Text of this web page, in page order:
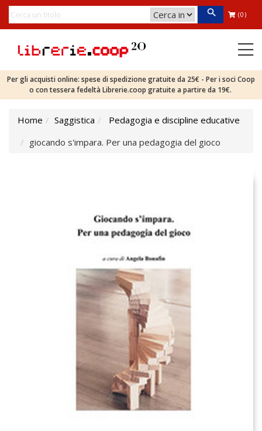
(0)
Per gli acquisti online: spese di spedizione gratuite da 25€ - Per i soci Coop
o con tessera fedeltà Librerie.coop gratuite a partire da 19€.
Home Saggistica
Pedagogia e discipline educative
giocando s'impara. Per una pedagogia del gioco